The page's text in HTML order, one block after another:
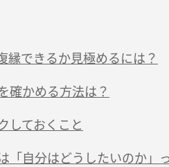
縁できるか見極めるには？
確かめる方法は？
しておくこと
「自分はどうしたいのか」